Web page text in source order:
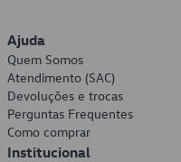
Ajuda
Quem Somos
Atendimento (SAC)
Devoluções e trocas
Perguntas Frequentes
Como comprar
Institucional